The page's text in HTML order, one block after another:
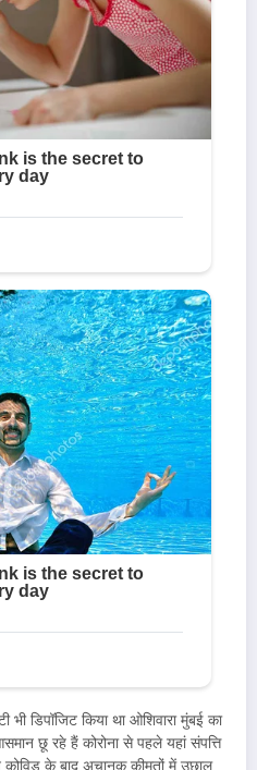
भी डिपॉजिट किया था ओशिवारा मुंबई का
छू रहे हैं कोरोना से पहले यहां संपत्ति